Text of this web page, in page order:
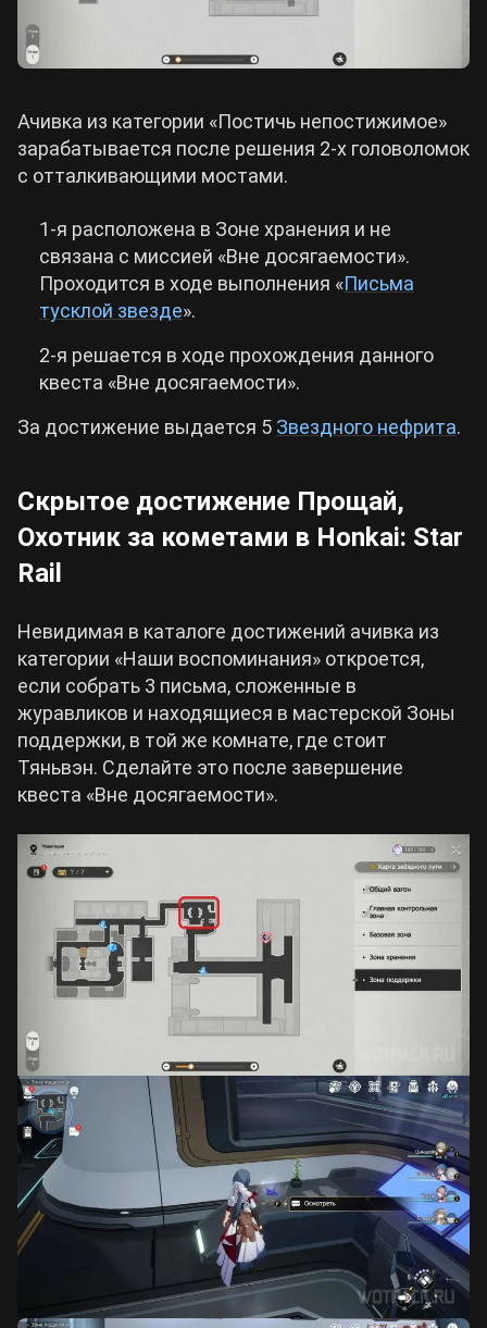
Ачивка из категории «Постичь непостижимое»
зарабатывается после решения 2-х головоломок
с отталкивающими мостами.
1-я расположена в Зоне хранения и не
связана с миссией «Вне досягаемости».
Проходится в ходе выполнения «Письма
тусклой звезде».
2-я решается в ходе прохождения данного
квеста «Вне досягаемости».
За достижение выдается 5 Звездного нефрита.
Скрытое достижение Прощай,
Охотник за кометами в Honkai: Star
Rail
Невидимая в каталоге достижений ачивка из
категории «Наши воспоминания» откроется,
если собрать 3 письма, сложенные в
журавликов и находящиеся в мастерской Зоны
поддержки, в той же комнате, где стоит
Тяньвэн. Сделайте это после завершение
квеста «Вне досягаемости».